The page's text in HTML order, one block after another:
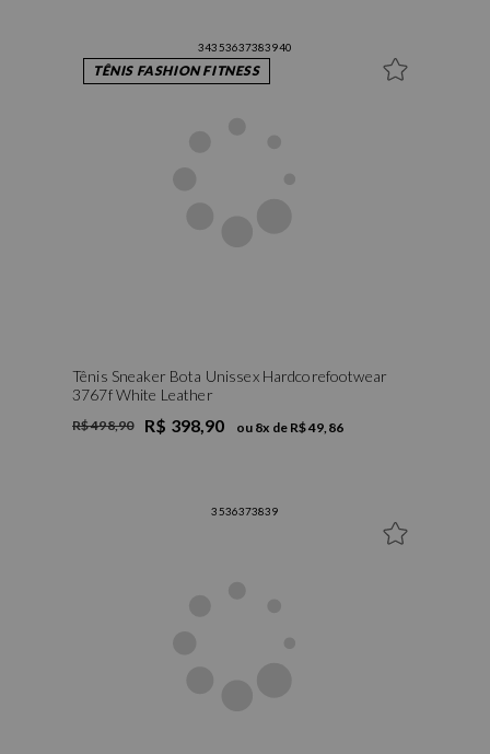
TÊNIS FASHION FITNESS
34353637383940
Tênis Sneaker Bota Unissex Hardcorefootwear
3767f White Leather
R$ 498,90 R$ 398,90 ou 8x de R$ 49,86
3536373839